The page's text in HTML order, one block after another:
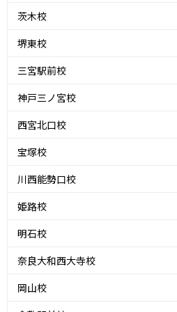
茨木校
堺東校
三宮駅前校
神戸三ノ宮校
西宮北口校
宝塚校
川西能勢口校
姫路校
明石校
奈良大和西大寺校
岡山校